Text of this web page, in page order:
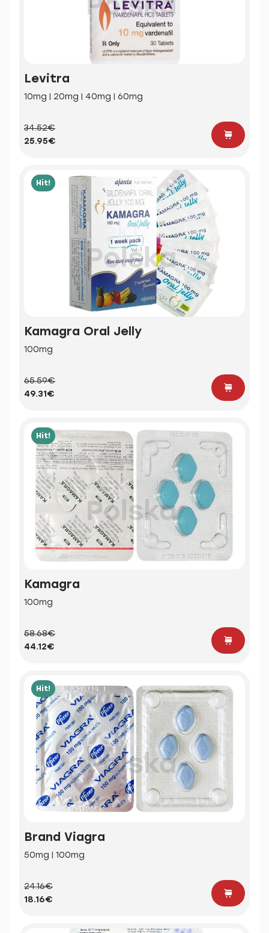
Levitra
10mg | 20mg | 40mg | 60mg
34.52€
25.95€
Hit!
Kamagra Oral Jelly
100mg
65.59€
49.31€
Hit!
Kamagra
100mg
58.68€
44.12€
Hit!
Brand Viagra
50mg | 100mg
24.16€
18.16€